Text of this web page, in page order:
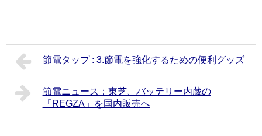
節電タップ : 3.節電を強化するための便利グッズ
節電ニュース：東芝、バッテリー内蔵の
「REGZA」を国内販売へ